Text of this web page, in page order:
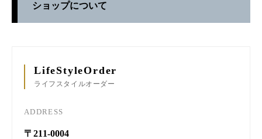
ショップについて
LifeStyleOrder
ライフスタイルオーダー
ADDRESS
〒211-0004